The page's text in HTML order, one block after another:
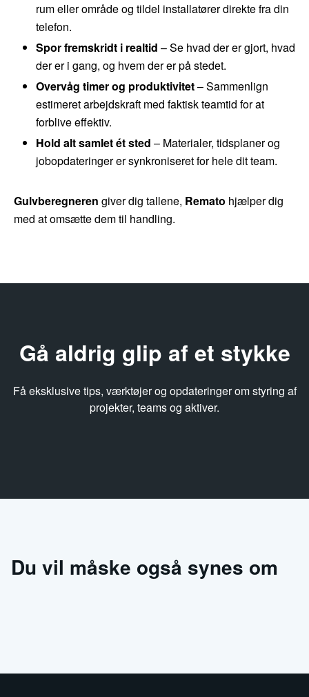
rum eller område og tildel installatører direkte fra din
telefon.
Spor fremskridt i realtid – Se hvad der er gjort, hvad
der er i gang, og hvem der er på stedet.
Overvåg timer og produktivitet– Sammenlign
estimeret arbejdskraft med faktisk teamtid for at
forblive effektiv.
Hold alt samlet ét sted – Materialer, tidsplaner og
jobopdateringer er synkroniseret for hele dit team.
Gulvberegneren giver dig tallene, Remato hjælper dig
med at omsætte dem til handling.
Gå aldrig glip af et stykke
Få eksklusive tips, værktøjer og opdateringer om styring af
projekter, teams og aktiver.
Du vil måske også synes om